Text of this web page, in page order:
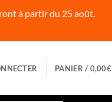
à partir du 25 août.
PANIER / 0,00€